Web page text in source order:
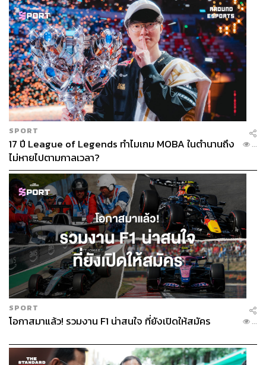
SPORT
17 ปี League of Legends ทำไมเกม MOBA ในตำนานถึง
ไม่หายไปตามกาลเวลา?
...
SPORT
โอกาสมาแล้ว! รวมงาน F1 น่าสนใจ ที่ยังเปิดให้สมัคร ...